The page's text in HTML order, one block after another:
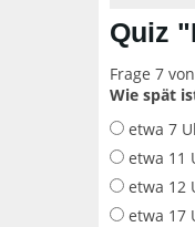
Quiz
Frage 7
Wie spät
etwa 7
etwa 11
etwa 12
etwa 17